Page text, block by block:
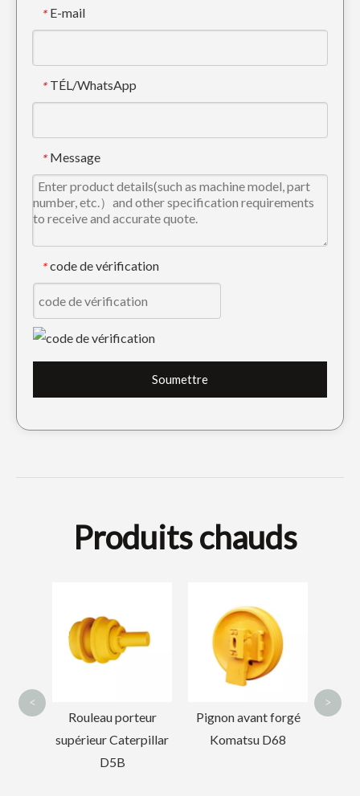
* E-mail
* TÉL/WhatsApp
* Message
* code de vérification
Soumettre
Produits chauds
de
Rouleau porteur
supérieur Caterpillar
D5B
Pignon avant forgé
Komatsu D68
< >